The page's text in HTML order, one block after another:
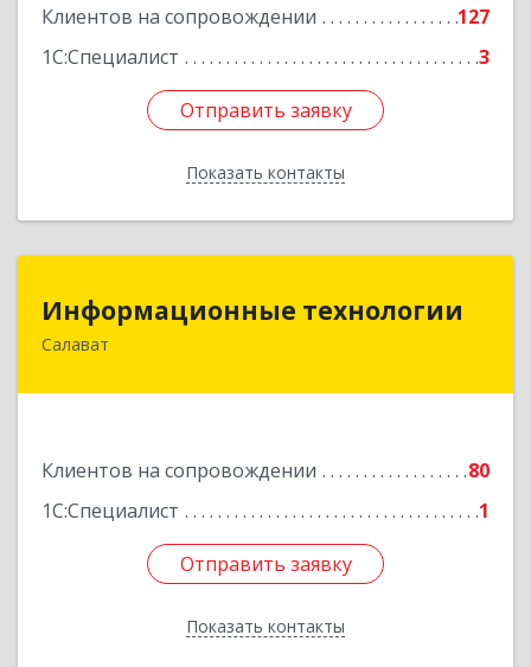
Клиентов на сопровождении
127
1С:Специалист
3
Отправить заявку
Показать контакты
Отправить заявку
Назад
Информационные технологии
Салават
Клиентов на сопровождении
80
1С:Специалист
1
Отправить заявку
Показать контакты
Информационные технологии
Отправить заявку
Назад